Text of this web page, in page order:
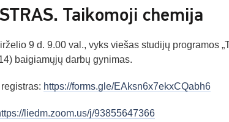
Taikomoji chemija
9 d. 9.00 val., vyks viešas studijų programos
baigiamųjų darbų gynimas.
https://forms.gle/EAksn6x7ekxCQabh6
liedm.zoom.us/j/93855647366